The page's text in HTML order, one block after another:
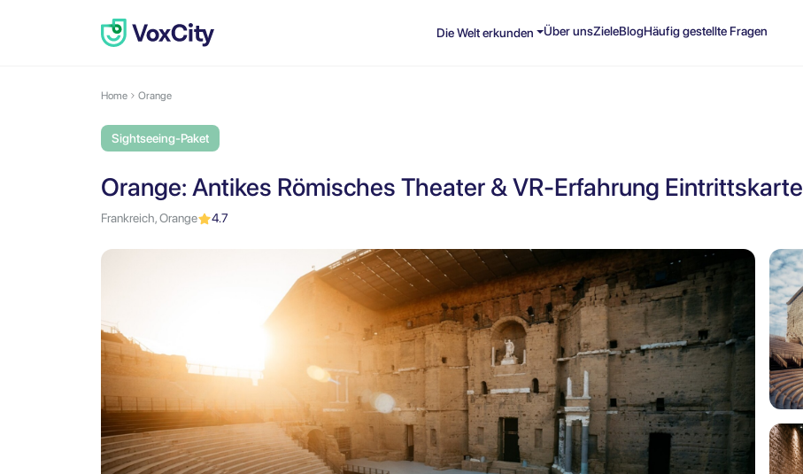
Die Welt erkunden Über unsZieleBlogHäufig gestellte Fragen
Home Orange
Sightseeing-Paket
Orange: Antikes Römisches Theater & VR-Erfahrung Eintrittskarte
Frankreich, Orange 4.7